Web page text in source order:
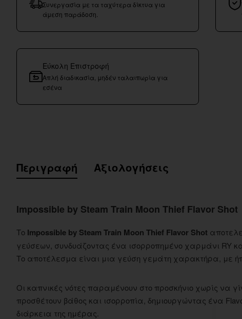
Συνεργασία με τα ταχύτερα δίκτυα για
άμεση παράδοση.
Εύκολη Επιστροφή
Απλή διαδικασία, μηδέν ταλαιπωρία για
εσένα
Περιγραφή Αξιολογήσεις
Impossible by Steam Train Moon Thief Flavor Shot
Το Impossible by Steam Train Moon Thief Flavor Shot
γεύσεων, συνδυάζοντας ένα ισορροπημένο χαρμάνι RY
Το αποτέλεσμα είναι μια γεύση γεμάτη χαρακτήρα, με
Οι καπνικές νότες παραμένουν στο προσκήνιο χωρίς να
προσθέτουν βάθος και ισορροπία, δημιουργώντας ένα
διάρκεια της ημέρας.